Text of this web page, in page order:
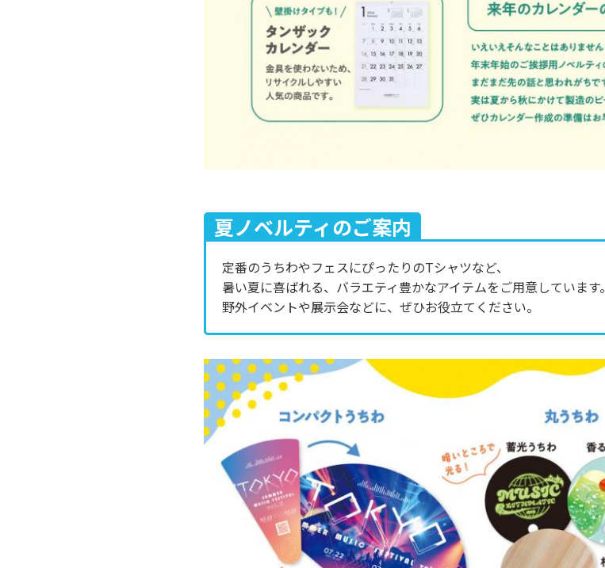
夏ノベルティのご案内
定番のうちわやフェスにぴったりのTシャツなど、
暑い夏に喜ばれる、バラエティ豊かなアイテムをご用意しています。
野外イベントや展示会などに、ぜひお役立てください。